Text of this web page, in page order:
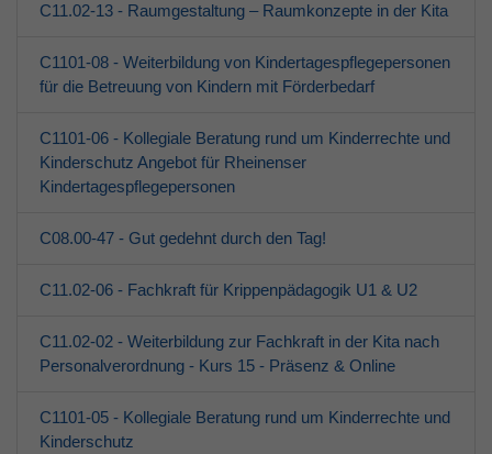
C11.02-13 - Raumgestaltung – Raumkonzepte in der Kita
C1101-08 - Weiterbildung von Kindertagespflegepersonen
für die Betreuung von Kindern mit Förderbedarf
C1101-06 - Kollegiale Beratung rund um Kinderrechte und
Kinderschutz Angebot für Rheinenser
Kindertagespflegepersonen
C08.00-47 - Gut gedehnt durch den Tag!
C11.02-06 - Fachkraft für Krippenpädagogik U1 & U2
C11.02-02 - Weiterbildung zur Fachkraft in der Kita nach
Personalverordnung - Kurs 15 - Präsenz & Online
C1101-05 - Kollegiale Beratung rund um Kinderrechte und
Kinderschutz